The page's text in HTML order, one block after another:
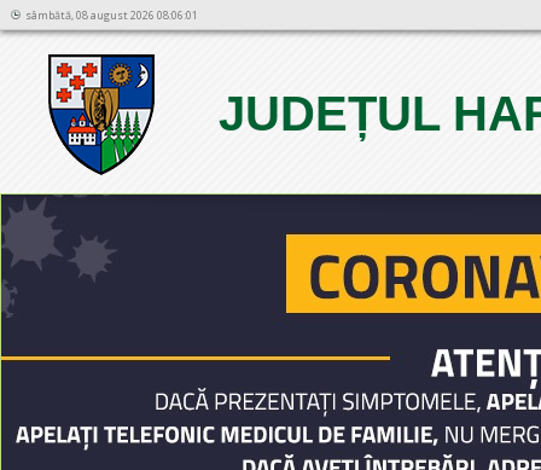
sâmbătă, 08 august 2026 08:06:01
JUDEȚUL